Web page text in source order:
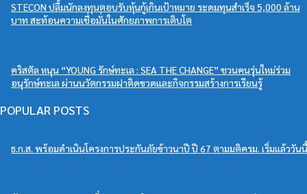
STECON ปลื้มนักลงทุนตอบรับหุ้นกู้เกินเป้าหมาย ระดมทุนสำเร็จ 5,000 ล้าน
บาท สะท้อนความเชื่อมั่นในศักยภาพการเติบโต
คริสตัล หนุน “YOUNG รักษ์ทะเล : SEA THE CHANGE” ชวนคนรุ่นใหม่ร่วม
อนุรักษ์ทะเล ผ่านนวัตกรรมฝาติดขวดและกิจกรรมสร้างการเรียนรู้
POPULAR POSTS
ธ.ก.ส. พร้อมดำเนินโครงการประกันภัยข้าวนาปี ปี 67 ตามมติครม. เริ่มแล้ววันนี้